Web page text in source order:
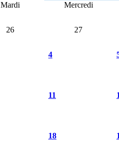
Mardi
Mercredi
26 27
4
11
18